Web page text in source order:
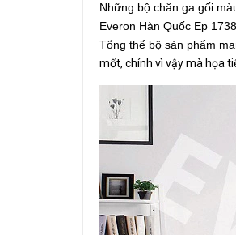
Những bộ chăn ga gối
Everon Hàn Quốc Ep
Tổng thể bộ sản phẩm
mốt, chính vì vậy mà họa